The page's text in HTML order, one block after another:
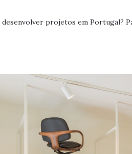
projetos em Portugal?